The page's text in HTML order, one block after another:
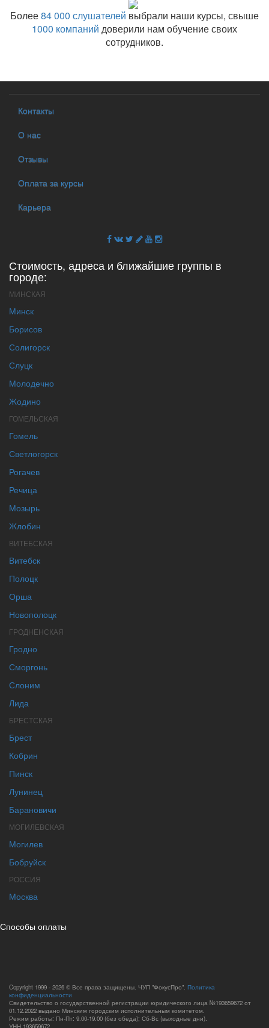
Более84 000 слушателей выбрали наши курсы, свыше
1000 компаний доверили нам обучение своих
сотрудников.
Контакты
О нас
Отзывы
Оплата за курсы
Карьера
Стоимость, адреса и ближайшие группы в
городе:
МИНСКАЯ
Минск
Борисов
Солигорск
Слуцк
Молодечно
Жодино
ГОМЕЛЬСКАЯ
Гомель
Светлогорск
Рогачев
Речица
Мозырь
Жлобин
ВИТЕБСКАЯ
Витебск
Полоцк
Орша
Новополоцк
ГРОДНЕНСКАЯ
Гродно
Сморгонь
Слоним
Лида
БРЕСТСКАЯ
Брест
Кобрин
Пинск
Лунинец
Барановичи
МОГИЛЕВСКАЯ
Могилев
Бобруйск
РОССИЯ
Москва
Способы оплаты
Copyright 1999 - 2026 © Все права защищены. ЧУП "ФокусПро". Политика
конфиденциальности
Свидетельство о государственной регистрации юридического лица №193659672 от
01.12.2022 выдано Минским городским исполнительным комитетом.
Режим работы: Пн-Пт: 9.00-19.00 (без обеда); Сб-Вс (выходные дни).
УНН 193659672